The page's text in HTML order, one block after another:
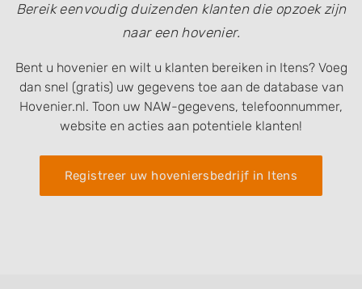
Bereik eenvoudig duizenden klanten die opzoek zijn
naar een hovenier.
Bent u hovenier en wilt u klanten bereiken in Itens? Voeg
dan snel (gratis) uw gegevens toe aan de database van
Hovenier.nl. Toon uw NAW-gegevens, telefoonnummer,
website en acties aan potentiele klanten!
Registreer uw hoveniersbedrijf in Itens